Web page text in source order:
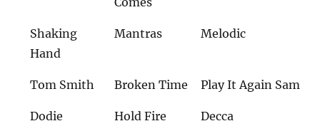
Shaking
Hand
Mantras Melodic
Tom Smith Broken Time Play It Again Sam
Dodie Hold Fire Decca